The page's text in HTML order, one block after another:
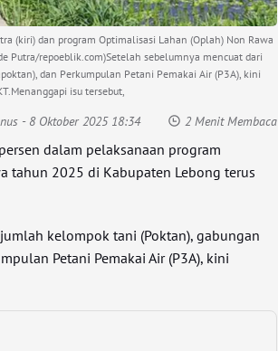
(kiri) dan program Optimalisasi Lahan (Oplah) Non Rawa
Putra/repoeblik.com)Setelah sebelumnya mencuat dari
dan Perkumpulan Petani Pemakai Air (P3A), kini
isu tersebut,
- 8 Oktober 2025 18:34 2 Menit Membaca
dalam pelaksanaan program
tahun 2025 di Kabupaten Lebong terus
kelompok tani (Poktan), gabungan
Petani Pemakai Air (P3A), kini